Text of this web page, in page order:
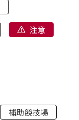
注意
補助競技場